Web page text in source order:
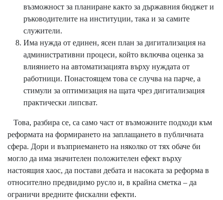
възможност за планиране както за държавния бюджет и
ръководителите на институции, така и за самите
служители.
Има нужда от единен, ясен план за дигитализация на
административни процеси, който включва оценка за
влиянието на автоматизацията върху нуждата от
работници. Понастоящем това се случва на парче, а
стимули за оптимизация на щата чрез дигитализация
практически липсват.
Това, разбира се, са само част от възможните подходи към
реформата на формирането на заплащането в публичната
сфера. Дори и възприемането на няколко от тях обаче би
могло да има значителен положителен ефект върху
настоящия хаос, да постави дебата и насоката за реформа в
относително предвидимо русло и, в крайна сметка – да
ограничи вредните фискални ефекти.